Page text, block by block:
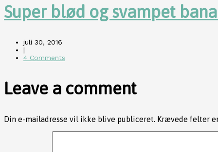
Super blød og svampet
juli 30, 2016
|
4 Comments
Leave a comment
Din e-mailadresse vil ikke blive publiceret. Krævede felter